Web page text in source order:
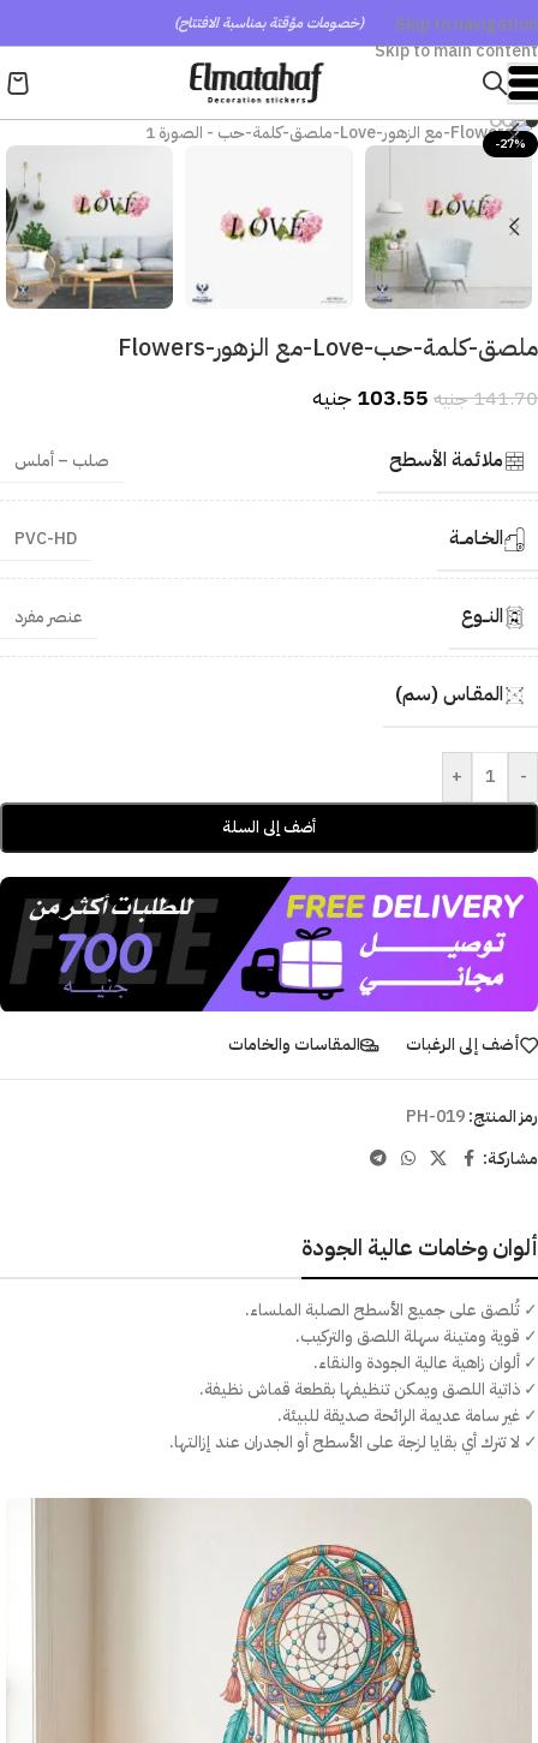
Skip to navigation
Skip to main content
(خصومات مؤقتة بمناسبة الافتتاح)
-27%
ملصق-كلمة-حب-Love-مع الزهور-Flowers
141.70جنيه 103.55جنيه
ملائمة الأسطح صلب – أملس
الخـامــة PVC-HD
النــوع عنصر مفرد
المقـاس (سم)
-
+
أضف إلى السلة
أضف إلى الرغبات المقاسات والخامات
رمز المنتج:PH-019
مشاركـة:
ألوان وخامات عالية الجودة
✓ تُلصق على جميع الأسطح الصلبة الملساء.
✓ قوية ومتينة سهلة اللصق والتركيب.
✓ ألوان زاهية عالية الجودة والنقاء.
✓ ذاتية اللصق ويمكن تنظيفها بقطعة قماش نظيفة.
✓ غير سامة عديمة الرائحة صديقة للبيئة.
✓ لا تترك أي بقايا لزجة على الأسطح أو الجدران عند إزالتها.